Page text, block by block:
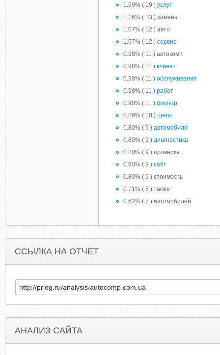
1.69% ( 19 ) услуг
1.16% ( 13 ) замена
1.07% ( 12 ) авто
1.07% ( 12 ) сервис
0.98% ( 11 ) автокомп
0.98% ( 11 ) клиент
0.98% ( 11 ) обслуживания
0.98% ( 11 ) работ
0.98% ( 11 ) фильтр
0.89% ( 10 ) цены
0.80% ( 9 ) автомобиля
0.80% ( 9 ) диагностика
0.80% ( 9 ) проверка
0.80% ( 9 ) сайт
0.80% ( 9 ) стоимость
0.71% ( 8 ) также
0.62% ( 7 ) автомобилей
ССЫЛКА НА ОТЧЕТ
АНАЛИЗ САЙТА